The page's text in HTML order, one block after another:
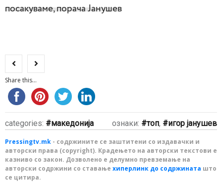
посакуваме, порача Јанушев
Share this...
categories: македонија ознаки: топ, игор јанушев
Pressingtv.mk - содржините се заштитени со издавачки и
авторски права (copyright). Крадењето на авторски текстови е
казниво со закон. Дозволено е делумно превземање на
авторски содржини со ставање хиперлинк до содржината што
се цитира.